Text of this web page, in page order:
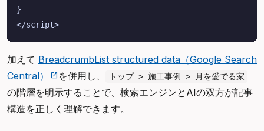
}
加えて BreadcrumbList structured data（Google Search
Central）
を併用し、 トップ > 施工事例 > 月を愛でる家
の階層を明示することで、検索エンジンとAIの双方が記事
構造を正しく理解できます。